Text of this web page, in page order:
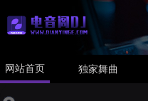
网站首页 独家舞曲